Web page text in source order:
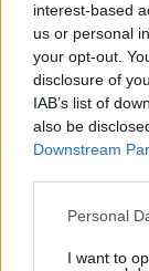
interest-based
us or personal
your opt-out.
disclosure of
IAB’s list of
also be
Downstream
Please note
not limited to
Personal
I want to
Διασφάλιση
ιχνηλάτησης:
Τα κράτη-
συμφώνησαν
γραμμές για